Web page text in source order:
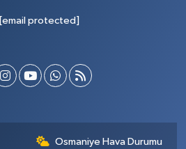
[email protected]
Osmaniye Hava Durumu